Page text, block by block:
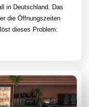
in Deutschland. Das
die Öffnungszeiten
dieses Problem: